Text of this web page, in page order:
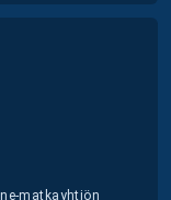
matkayhtiön